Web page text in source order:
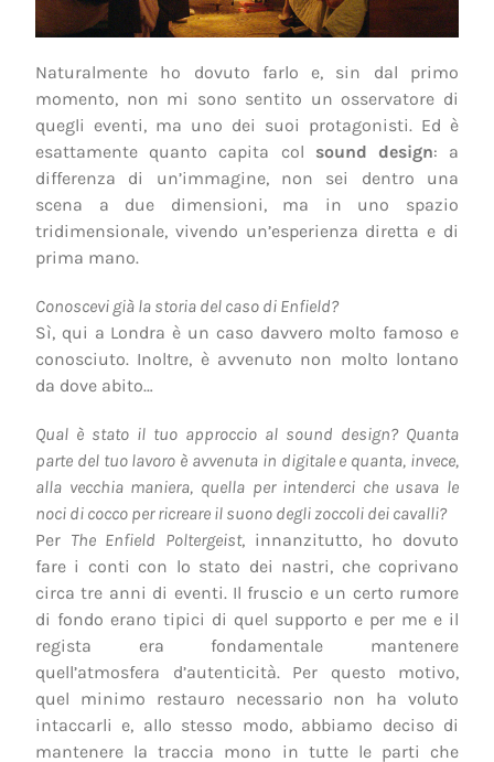
Naturalmente ho dovuto farlo e, sin dal primo
momento, non mi sono sentito un osservatore di
quegli eventi, ma uno dei suoi protagonisti. Ed è
esattamente quanto capita col sound design: a
differenza di un’immagine, non sei dentro una
scena a due dimensioni, ma in uno spazio
tridimensionale, vivendo un’esperienza diretta e di
prima mano.
Conoscevi già la storia del caso di Enfield?
Sì, qui a Londra è un caso davvero molto famoso e
conosciuto. Inoltre, è avvenuto non molto lontano
da dove abito…
Qual è stato il tuo approccio al sound design? Quanta
parte del tuo lavoro è avvenuta in digitale e quanta, invece,
alla vecchia maniera, quella per intenderci che usava le
noci di cocco per ricreare il suono degli zoccoli dei cavalli?
Per The Enfield Poltergeist, innanzitutto, ho dovuto
fare i conti con lo stato dei nastri, che coprivano
circa tre anni di eventi. Il fruscio e un certo rumore
di fondo erano tipici di quel supporto e per me e il
regista era fondamentale mantenere
quell’atmosfera d’autenticità. Per questo motivo,
quel minimo restauro necessario non ha voluto
intaccarli e, allo stesso modo, abbiamo deciso di
mantenere la traccia mono in tutte le parti che